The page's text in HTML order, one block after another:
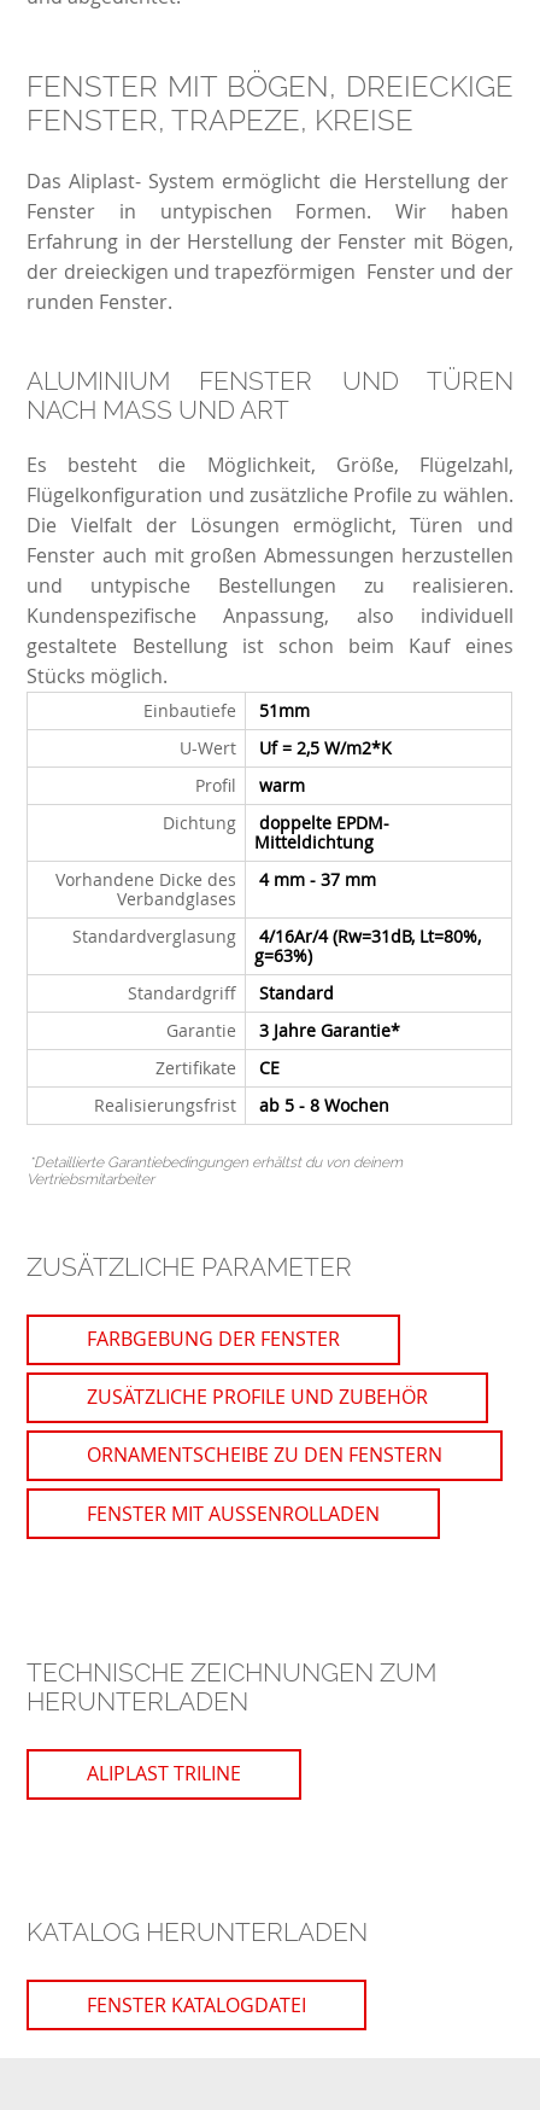
FENSTER MIT BÖGEN, DREIECKIGE
FENSTER, TRAPEZE, KREISE
Das Aliplast- System ermöglicht die Herstellung der
Fenster in untypischen Formen. Wir haben
Erfahrung in der Herstellung der Fenster mit Bögen,
der dreieckigen und trapezförmigen Fenster und der
runden Fenster.
ALUMINIUM FENSTER UND TÜREN
NACH MASS UND ART
Es besteht die Möglichkeit, Größe, Flügelzahl,
Flügelkonfiguration und zusätzliche Profile zu wählen.
Die Vielfalt der Lösungen ermöglicht, Türen und
Fenster auch mit großen Abmessungen herzustellen
und untypische Bestellungen zu realisieren.
Kundenspezifische Anpassung, also individuell
gestaltete Bestellung ist schon beim Kauf eines
Stücks möglich.
Einbautiefe
51mm
U-Wert
Uf = 2,5 W/m2*K
Profil
warm
Dichtung
doppelte EPDM-
Mitteldichtung
Vorhandene Dicke des
Verbandglases
4 mm - 37 mm
Standardverglasung
4/16Ar/4 (Rw=31dB, Lt=80%,
g=63%)
Standardgriff
Standard
Garantie
3 Jahre Garantie*
Zertifikate
CE
Realisierungsfrist
ab 5 - 8 Wochen
*Detaillierte Garantiebedingungen erhältst du von deinem
Vertriebsmitarbeiter
ZUSÄTZLICHE PARAMETER
FARBGEBUNG DER FENSTER
ZUSÄTZLICHE PROFILE UND ZUBEHÖR
ORNAMENTSCHEIBE ZU DEN FENSTERN
FENSTER MIT AUSSENROLLADEN
TECHNISCHE ZEICHNUNGEN ZUM
HERUNTERLADEN
ALIPLAST TRILINE
KATALOG HERUNTERLADEN
FENSTER KATALOGDATEI